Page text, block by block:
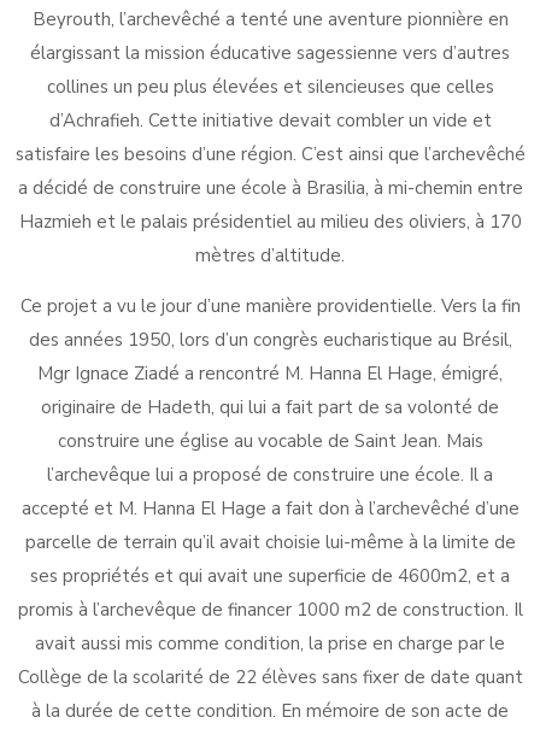
Beyrouth, l’archevêché a tenté une aventure pionnière en
élargissant la mission éducative sagessienne vers d’autres
collines un peu plus élevées et silencieuses que celles
d’Achrafieh. Cette initiative devait combler un vide et
satisfaire les besoins d’une région. C’est ainsi que l’archevêché
a décidé de construire une école à Brasilia, à mi-chemin entre
Hazmieh et le palais présidentiel au milieu des oliviers, à 170
mètres d’altitude.
Ce projet a vu le jour d’une manière providentielle. Vers la fin
des années 1950, lors d’un congrès eucharistique au Brésil,
Mgr Ignace Ziadé a rencontré M. Hanna El Hage, émigré,
originaire de Hadeth, qui lui a fait part de sa volonté de
construire une église au vocable de Saint Jean. Mais
l’archevêque lui a proposé de construire une école. Il a
accepté et M. Hanna El Hage a fait don à l’archevêché d’une
parcelle de terrain qu’il avait choisie lui-même à la limite de
ses propriétés et qui avait une superficie de 4600m2, et a
promis à l’archevêque de financer 1000 m2 de construction. Il
avait aussi mis comme condition, la prise en charge par le
Collège de la scolarité de 22 élèves sans fixer de date quant
à la durée de cette condition. En mémoire de son acte de